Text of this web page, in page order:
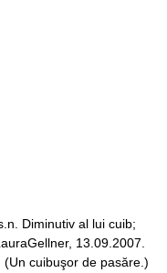
Diminutiv al lui cuib;
13.09.2007.
cuibuşor de pasăre.)